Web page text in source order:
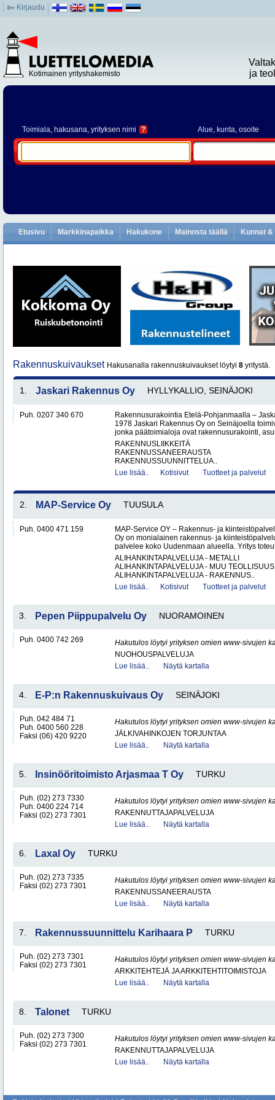
Kirjaudu
Kotimainen yrityshakemisto
ja
Toimiala, hakusana, yrityksen nimi ? Alue, kunta, osoite
Etusivu Markkinapaikka Hakukone Mainosta täällä Kunnat
Rakennuskuivaukset Hakusanalla rakennuskuivaukset löytyi 8 yritystä.
1. Jaskari Rakennus Oy HYLLYKALLIO, SEINÄJOKI
Puh. 0207 340 670
Rakennusurakointia Etelä-Pohjanmaalla –
1978 Jaskari Rakennus Oy on Seinäjoella
jonka päätoimialoja ovat rakennusurakointi,
RAKENNUSLIIKKEITÄ
RAKENNUSSANEERAUSTA
RAKENNUSSUUNNITTELUA..
Lue lisää..
Kotisivut Tuotteet ja palvelut
2. MAP-Service Oy TUUSULA
Puh. 0400 471 159
MAP-Service OY – Rakennus- ja
Oy on monialainen rakennus- ja
palvelee koko Uudenmaan alueella. Yritys
ALIHANKINTAPALVELUJA - METALLI
ALIHANKINTAPALVELUJA - MUU TEOLLISUUS
ALIHANKINTAPALVELUJA - RAKENNUS..
Lue lisää..
Kotisivut Tuotteet ja palvelut
3. Pepen Piippupalvelu Oy NUORAMOINEN
Puh. 0400 742 269
Hakutulos löytyi yrityksen omien www-sivujen
NUOHOUSPALVELUJA
Lue lisää..
Näytä kartalla
4. E-P:n Rakennuskuivaus Oy SEINÄJOKI
Puh. 042 484 71
Puh. 0400 560 228
Faksi (06) 420 9220
Hakutulos löytyi yrityksen omien www-sivujen
JÄLKIVAHINKOJEN TORJUNTAA
Lue lisää..
Näytä kartalla
5. Insinööritoimisto Arjasmaa T Oy TURKU
Puh. (02) 273 7330
Puh. 0400 224 714
Faksi (02) 273 7301
Hakutulos löytyi yrityksen omien www-sivujen
RAKENNUTTAJAPALVELUJA
Lue lisää..
Näytä kartalla
6. Laxal Oy TURKU
Puh. (02) 273 7335
Faksi (02) 273 7301
Hakutulos löytyi yrityksen omien www-sivujen
RAKENNUSSANEERAUSTA
Lue lisää..
Näytä kartalla
7. Rakennussuunnittelu Karihaara P TURKU
Puh. (02) 273 7301
Faksi (02) 273 7301
Hakutulos löytyi yrityksen omien www-sivujen
ARKKITEHTEJÄ JA ARKKITEHTITOIMISTOJA
Lue lisää..
Näytä kartalla
8. Talonet TURKU
Puh. (02) 273 7300
Faksi (02) 273 7301
Hakutulos löytyi yrityksen omien www-sivujen
RAKENNUTTAJAPALVELUJA
Lue lisää..
Näytä kartalla